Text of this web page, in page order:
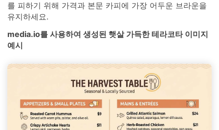
를 피하기 위해 가격과 본문 카피에 가장 어두운 브라운을
유지하세요.
media.io를 사용하여 생성된 햇살 가득한 테라코타 이미지
예시